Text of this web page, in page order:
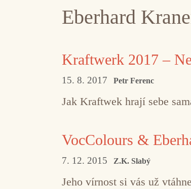
Eberhard
Kraftwerk 2017 –
15. 8. 2017 Petr Ferenc
Jak Kraftwek hrají sebe
VocColours &
7. 12. 2015 Z.K. Slabý
Jeho vírnost si vás už